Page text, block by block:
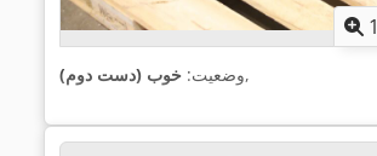
1
وضعیت: خوب (دست دوم) ,